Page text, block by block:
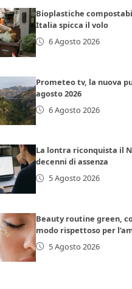
Bioplastiche
Italia spicca il volo
6 Agosto 2026
Prometeo tv, la nuova
agosto 2026
6 Agosto 2026
La lontra riconquista il
decenni di assenza
5 Agosto 2026
Beauty routine green,
modo rispettoso per
5 Agosto 2026